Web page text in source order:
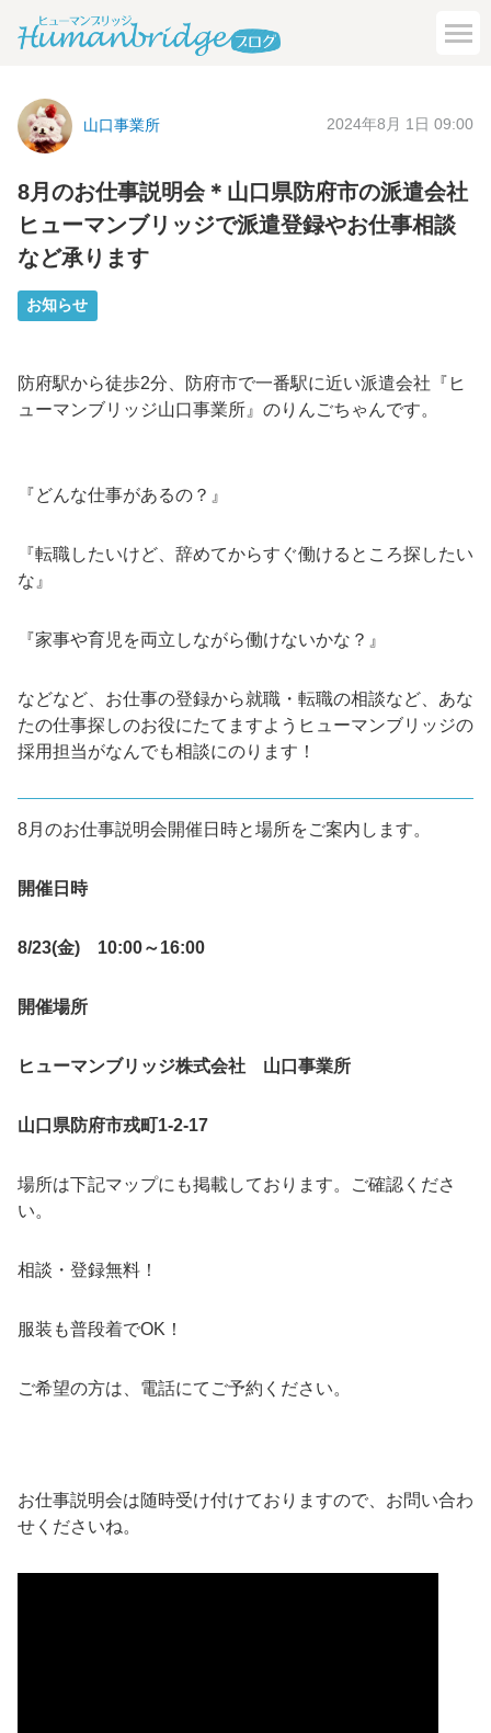
山口事業所 2024年8月 1日 09:00
8月のお仕事説明会＊山口県防府市の派遣会社
ヒューマンブリッジで派遣登録やお仕事相談
など承ります
お知らせ
防府駅から徒歩2分、防府市で一番駅に近い派遣会社『ヒ
ューマンブリッジ山口事業所』のりんごちゃんです。
『どんな仕事があるの？』
『転職したいけど、辞めてからすぐ働けるところ探したい
な』
『家事や育児を両立しながら働けないかな？』
などなど、お仕事の登録から就職・転職の相談など、あな
たの仕事探しのお役にたてますようヒューマンブリッジの
採用担当がなんでも相談にのります！
8月のお仕事説明会開催日時と場所をご案内します。
開催日時
8/23(金) 10:00～16:00
開催場所
ヒューマンブリッジ株式会社 山口事業所
山口県防府市戎町1-2-17
場所は下記マップにも掲載しております。ご確認くださ
い。
相談・登録無料！
服装も普段着でOK！
ご希望の方は、電話にてご予約ください。
お仕事説明会は随時受け付けておりますので、お問い合わ
せくださいね。